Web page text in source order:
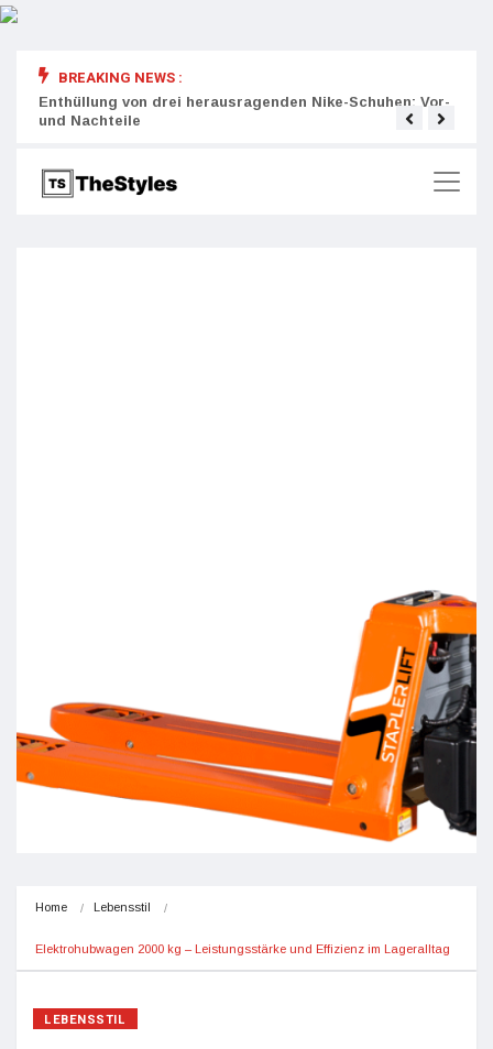
BREAKING NEWS :
Enthüllung von drei herausragenden Nike-Schuhen: Vor-
und Nachteile
Home Lebensstil
Elektrohubwagen 2000 kg – Leistungsstärke und Effizienz im Lageralltag
LEBENSSTIL